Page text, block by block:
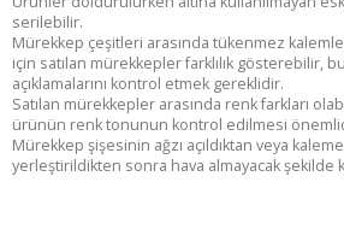
serilebilir.
Mürekkep çeşitleri arasında tükenmez
için satılan mürekkepler farklılık gösterebilir,
açıklamalarını kontrol etmek gereklidir.
Satılan mürekkepler arasında renk farkları
ürünün renk tonunun kontrol edilmesi
Mürekkep şişesinin ağzı açıldıktan veya
yerleştirildikten sonra hava almayacak şekilde